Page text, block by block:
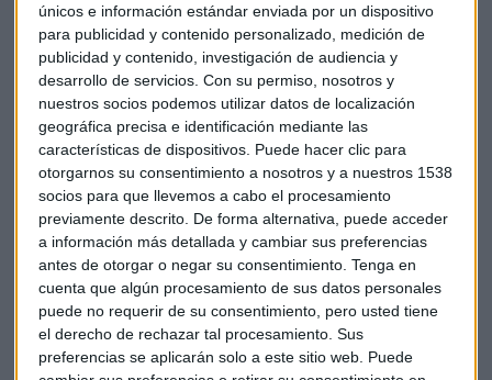
únicos e información estándar enviada por un dispositivo
para publicidad y contenido personalizado, medición de
publicidad y contenido, investigación de audiencia y
desarrollo de servicios. Con su permiso, nosotros y
nuestros socios podemos utilizar datos de localización
geográfica precisa e identificación mediante las
características de dispositivos. Puede hacer clic para
otorgarnos su consentimiento a nosotros y a nuestros 1538
socios para que llevemos a cabo el procesamiento
previamente descrito. De forma alternativa, puede acceder
a información más detallada y cambiar sus preferencias
antes de otorgar o negar su consentimiento. Tenga en
cuenta que algún procesamiento de sus datos personales
puede no requerir de su consentimiento, pero usted tiene
el derecho de rechazar tal procesamiento. Sus
preferencias se aplicarán solo a este sitio web. Puede
Con vistas a la subida de intereses de BCE y una perspectiva
medio plazo, los bancos tienen "unas rentabilidades por
dividendo elevadísimas y tienen todas las de ganar cuando
estemos mas cerca de la subida de tipos". Para los
inversores de medio-largo plazoes buen momento para
"compra bancos; para comprar ETF de bancos, si
queremos diversificar más, o incluso un fondo del sector
financiero", afirma el socio-directo de ATL Capital.
Tras una reunión entre el embajador americano en Berlín y
las automovilísticas alemanas se plantea un nuevo
escenario en el que se eliminarían los aranceles entre EEUU
y Europa. "Pocas cosas malas les pueden pasar ya
empresas del motor, dice Blasco, no solo por los aranceles